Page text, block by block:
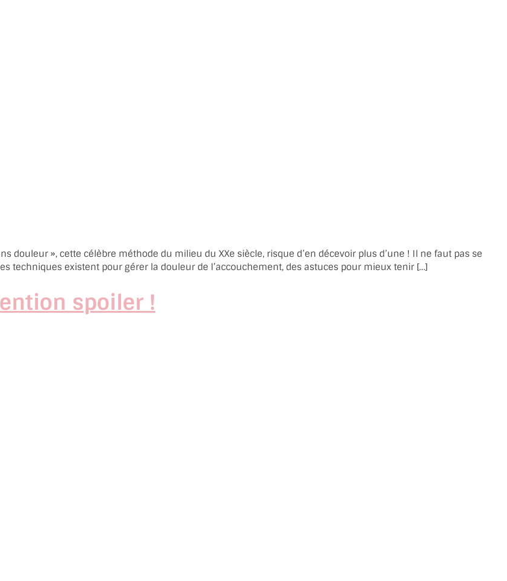
douleur », cette célèbre méthode du milieu du XXe siècle, risque d’en décevoir plus d’une ! Il ne faut pas se
techniques existent pour gérer la douleur de l’accouchement, des astuces pour mieux tenir […]
spoiler !